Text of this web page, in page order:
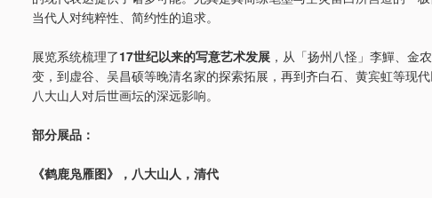
当代人对纯粹性、简约性的追求。
展览系统梳理了17世纪以来的写意艺术发展 ，从「扬州八怪」李鱓、金
变，到虚谷、吴昌硕等晚清名家的探索拓展，再到齐白石、黄宾虹等现
八大山人对后世画坛的深远影响。
部分展品：
《鹤鹿凫雁图》，八大山人，清代